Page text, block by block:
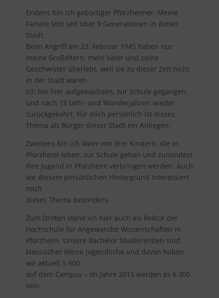
Erstens bin ich gebürtiger Pforzheimer. Meine
Familie lebt seit über 9 Generationen in dieser
Stadt.
Beim Angriff am 23. Februar 1945 haben nur
meine Großeltern, mein Vater und seine
Geschwister überlebt, weil sie zu dieser Zeit nicht
in der Stadt waren.
Ich bin hier aufgewachsen, zur Schule gegangen,
und nach 15 Lehr- und Wanderjahren wieder
zurückgekehrt. Für mich persönlich ist dieses
Thema als Bürger dieser Stadt ein Anliegen.
Zweitens bin ich Vater von drei Kindern, die in
Pforzheim leben, zur Schule gehen und zumindest
ihre Jugend in Pforzheim verbringen werden. Auch
vor diesem persönlichen Hintergrund interessiert
mich
dieses Thema besonders.
Zum Dritten stehe ich hier auch als Rektor der
Hochschule für Angewandte Wissenschaften in
Pforzheim. Unsere Bachelor Studierenden sind
klassischer Weise Jugendliche und davon haben
wir aktuell 5.500
auf dem Campus – im Jahre 2015 werden es 6.300
sein.